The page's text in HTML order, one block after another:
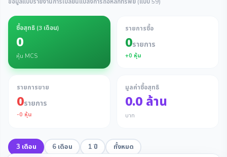
ซื้อสุทธิ (3 เดือน)
0
หุ้น MCS
รายการซื้อ
0รายการ
+0 หุ้น
รายการขาย
0รายการ
-0 หุ้น
มูลค่าซื้อสุทธิ
0.0 ล้าน
บาท
3 เดือน 6 เดือน 1 ปี
ทั้งหมด